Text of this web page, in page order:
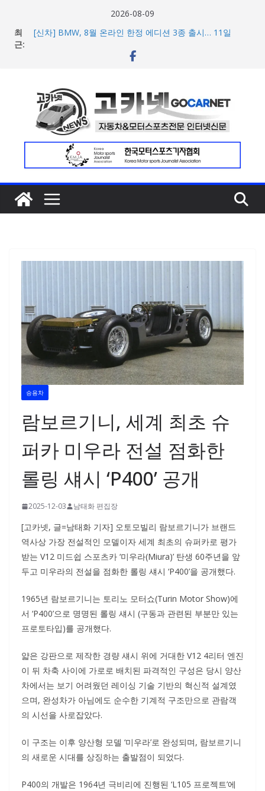
2026-08-09
최
근:
[신차] BMW, 8월 온라인 한정 에디션 3종 출시… 11일
벤틀리, 첫 순수 전기 어반 럭셔리 SUV 토르칼 탑재될 ‘큐레
팝업 오픈
BMW 레이디스 챔피언십 2026, 다양한 티켓 패키지 선보이
며 본격 대회 준비 돌입
현대차·기아, ‘2026 레드닷 어워드’에서 최우수상 2개·본상
15개 수상
승용차
람보르기니, 세계 최초 슈
퍼카 미우라 전설 점화한
롤링 섀시 ‘P400’ 공개
2025-12-03 남태화 편집장
[고카넷, 글=남태화 기자] 오토모빌리 람보르기니가 브랜드
역사상 가장 전설적인 모델이자 세계 최초의 슈퍼카로 평가
받는 V12 미드쉽 스포츠카 ‘미우라(Miura)’ 탄생 60주년을 앞
두고 미우라의 전설을 점화한 롤링 섀시 ‘P400’을 공개했다.
1965년 람보르기니는 토리노 모터쇼(Turin Motor Show)에
서 ‘P400’으로 명명된 롤링 섀시 (구동과 관련된 부분만 있는
프로토타입)를 공개했다.
얇은 강판으로 제작한 경량 섀시 위에 거대한 V12 4리터 엔진
이 뒤 차축 사이에 가로로 배치된 파격적인 구성은 당시 양산
차에서는 보기 어려웠던 레이싱 기술 기반의 혁신적 설계였
으며, 완성차가 아님에도 순수한 기계적 구조만으로 관람객
의 시선을 사로잡았다.
이 구조는 이후 양산형 모델 ‘미우라’로 완성되며, 람보르기니
의 새로운 시대를 상징하는 출발점이 되었다.
P400의 개발은 1964년 극비리에 진행된 ‘L105 프로젝트’에